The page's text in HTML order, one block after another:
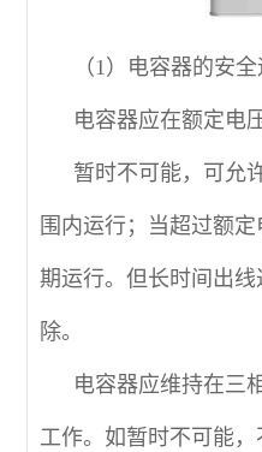
（1）电容器的安
电容器应在额定电
暂时不可能，可允
围内运行；当超过额
期运行。但长时间出
除。
电容器应维持在三
工作。如暂时不可能